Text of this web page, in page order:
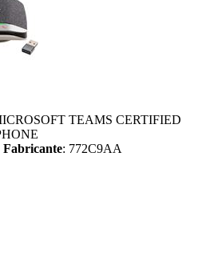
TEAMS CERTIFIED
Fabricante: 772C9AA